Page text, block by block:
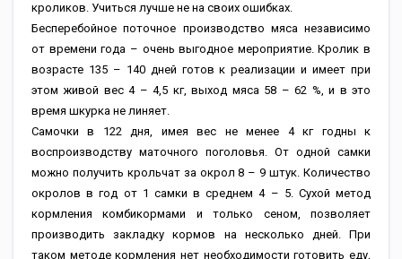
кроликов. Учиться лучше не на своих ошибках.
Бесперебойное поточное производство мяса независимо
от времени года – очень выгодное мероприятие. Кролик в
возрасте 135 – 140 дней готов к реализации и имеет при
этом живой вес 4 – 4,5 кг, выход мяса 58 – 62 %, и в это
время шкурка не линяет.
Самочки в 122 дня, имея вес не менее 4 кг годны к
воспроизводству маточного поголовья. От одной самки
можно получить крольчат за окрол 8 – 9 штук. Количество
окролов в год от 1 самки в среднем 4 – 5. Сухой метод
кормления комбикормами и только сеном, позволяет
производить закладку кормов на несколько дней. При
таком методе кормления нет необходимости готовить еду,